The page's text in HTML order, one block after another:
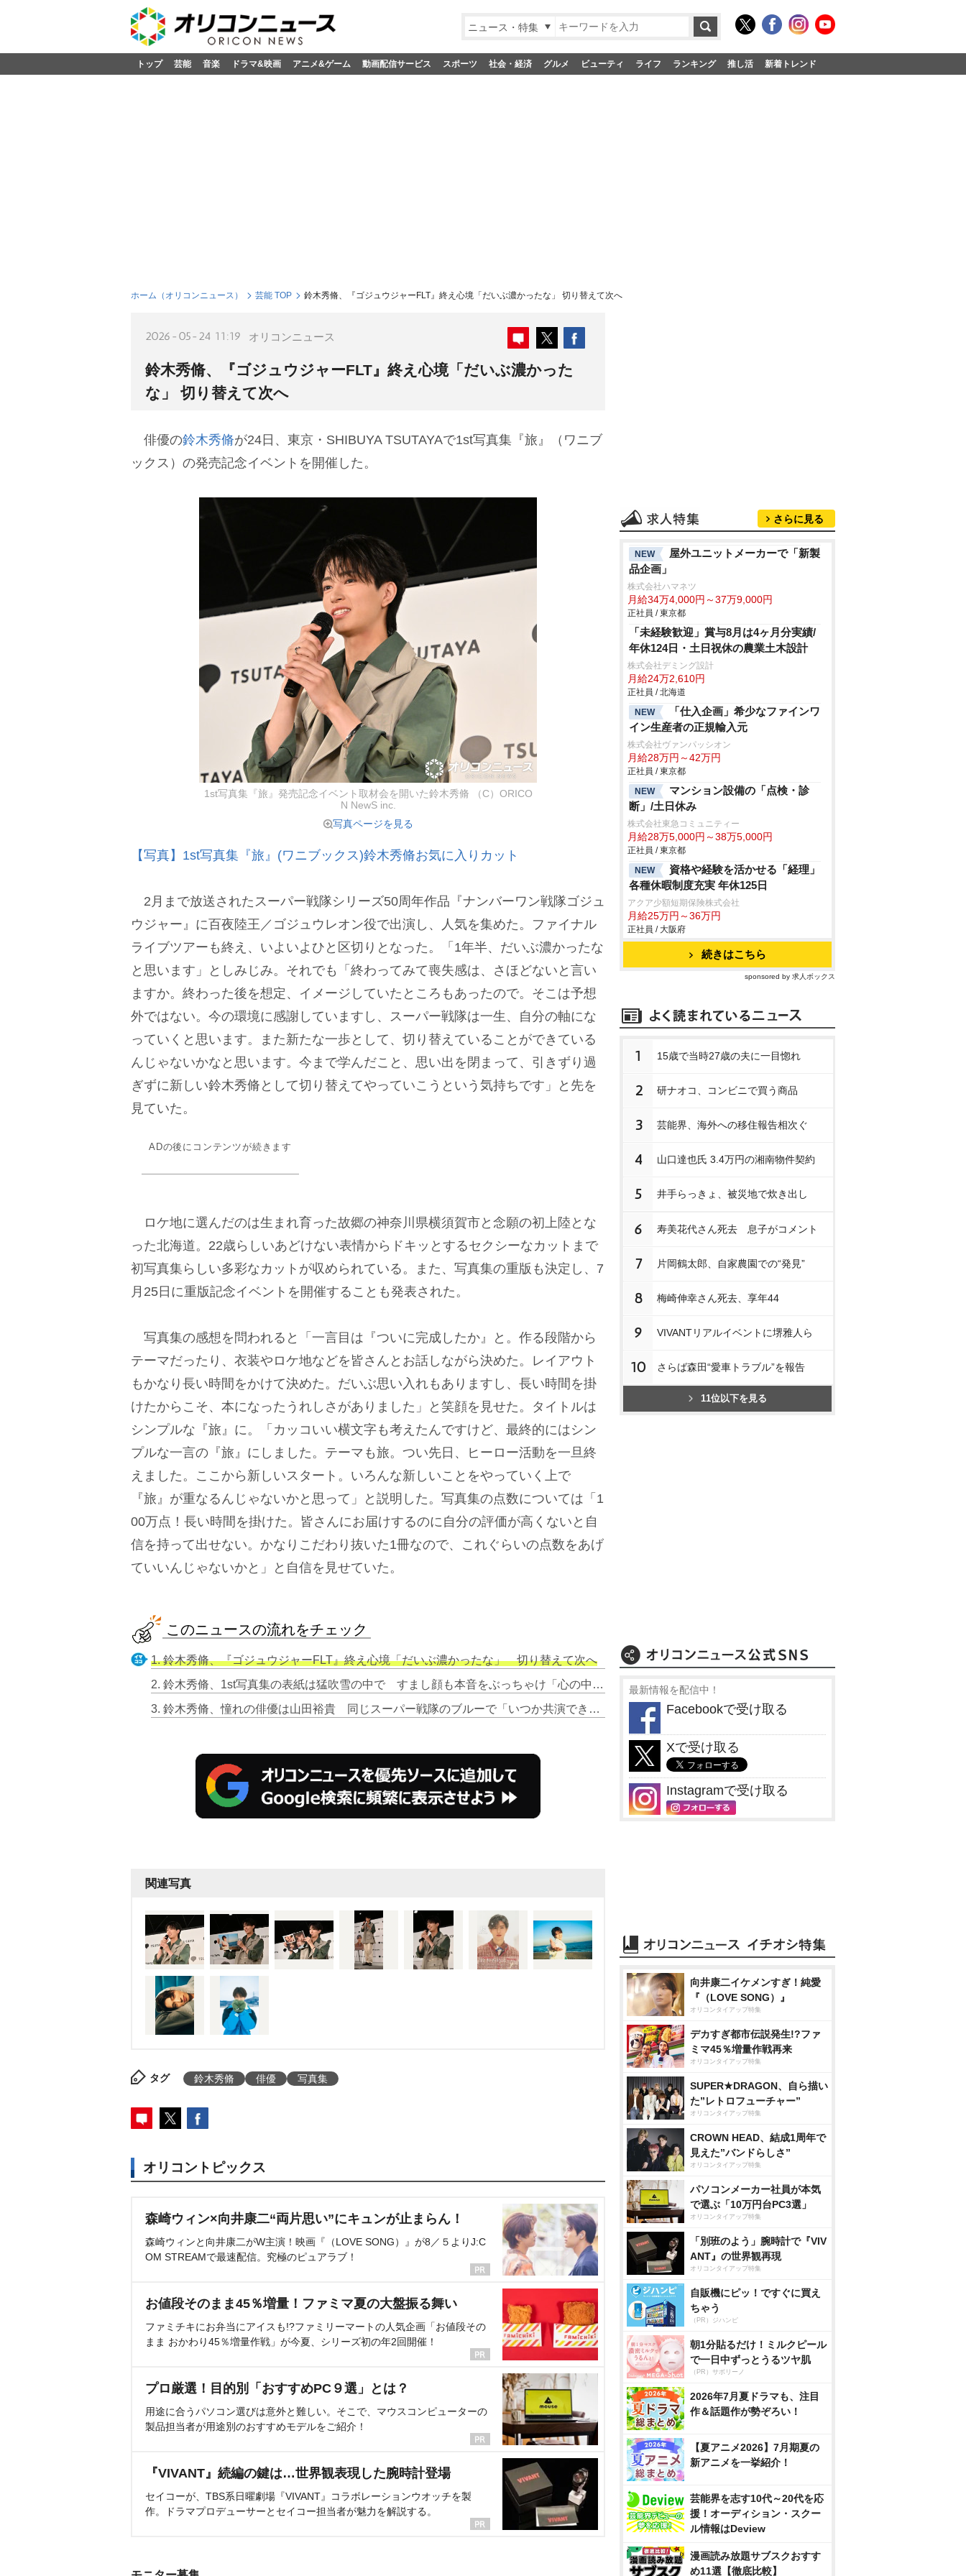
ニュース・特集
トップ 芸能 音楽 ドラマ&映画 アニメ&ゲーム 動画配信サービス スポーツ 社会・経済 グルメ ビューティ ライフ ランキング 推し活 新着トレンド
ホーム（オリコンニュース） 芸能 TOP 鈴木秀脩、『ゴジュウジャーFLT』終え心境「だいぶ濃かったな」 切り替えて次へ
2026-05-24 11:19 オリコンニュース
鈴木秀脩、『ゴジュウジャーFLT』終え心境「だいぶ濃かった
な」 切り替えて次へ
俳優の鈴木秀脩が24日、東京・SHIBUYA TSUTAYAで1st写真集『旅』（ワニブ
ックス）の発売記念イベントを開催した。
1st写真集『旅』発売記念イベント取材会を開いた鈴木秀脩 （C）ORICO
N NewS inc.
写真ページを見る
【写真】1st写真集『旅』(ワニブックス)鈴木秀脩お気に入りカット
2月まで放送されたスーパー戦隊シリーズ50周年作品『ナンバーワン戦隊ゴジュ
ウジャー』に百夜陸王／ゴジュウレオン役で出演し、人気を集めた。ファイナル
ライブツアーも終え、いよいよひと区切りとなった。「1年半、だいぶ濃かったな
と思います」としみじみ。それでも「終わってみて喪失感は、さほどないと言い
ますか。終わった後を想定、イメージしていたところもあったので。そこは予想
外ではない。今の環境に感謝していますし、スーパー戦隊は一生、自分の軸にな
っていくと思います。また新たな一歩として、切り替えていることができている
んじゃないかなと思います。今まで学んだこと、思い出を閉まって、引きずり過
ぎずに新しい鈴木秀脩として切り替えてやっていこうという気持ちです」と先を
見ていた。
ADの後にコンテンツが続きます
ロケ地に選んだのは生まれ育った故郷の神奈川県横須賀市と念願の初上陸とな
った北海道。22歳らしいあどけない表情からドキッとするセクシーなカットまで
初写真集らしい多彩なカットが収められている。また、写真集の重版も決定し、7
月25日に重版記念イベントを開催することも発表された。
写真集の感想を問われると「一言目は『ついに完成したか』と。作る段階から
テーマだったり、衣装やロケ地などを皆さんとお話しながら決めた。レイアウト
もかなり長い時間をかけて決めた。だいぶ思い入れもありますし、長い時間を掛
けたからこそ、本になったうれしさがありました」と笑顔を見せた。タイトルは
シンプルな『旅』に。「カッコいい横文字も考えたんですけど、最終的にはシン
プルな一言の『旅』にしました。テーマも旅。つい先日、ヒーロー活動を一旦終
えました。ここから新しいスタート。いろんな新しいことをやっていく上で
『旅』が重なるんじゃないかと思って」と説明した。写真集の点数については「1
00万点！長い時間を掛けた。皆さんにお届けするのに自分の評価が高くないと自
信を持って出せない。かなりこだわり抜いた1冊なので、これぐらいの点数をあげ
ていいんじゃないかと」と自信を見せていた。
このニュースの流れをチェック
1. 鈴木秀脩、『ゴジュウジャーFLT』終え心境「だいぶ濃かったな」 切り替えて次へ
2. 鈴木秀脩、1st写真集の表紙は猛吹雪の中で すまし顔も本音をぶっちゃけ「心の中で『寒い…』と」
3. 鈴木秀脩、憧れの俳優は山田裕貴 同じスーパー戦隊のブルーで「いつか共演できたら」
関連写真
タグ 鈴木秀脩 俳優 写真集
オリコントピックス
森崎ウィン×向井康二“両片思い”にキュンが止まらん！
森崎ウィンと向井康二がW主演！映画『（LOVE SONG）』が8／５よりJ:C
OM STREAMで最速配信。究極のピュアラブ！
お値段そのまま45％増量！ファミマ夏の大盤振る舞い
ファミチキにお弁当にアイスも!?ファミリーマートの人気企画「お値段その
まま おかわり45％増量作戦」が今夏、シリーズ初の年2回開催！
プロ厳選！目的別「おすすめPC９選」とは？
用途に合うパソコン選びは意外と難しい。そこで、マウスコンピューターの
製品担当者が用途別のおすすめモデルをご紹介！
『VIVANT』続編の鍵は…世界観表現した腕時計登場
セイコーが、TBS系日曜劇場『VIVANT』コラボレーションウオッチを製
作。ドラマプロデューサーとセイコー担当者が魅力を解説する。
さらに見る
NEW
屋外ユニットメーカーで「新製
品企画」
株式会社ハマネツ
月給34万4,000円～37万9,000円
正社員 / 東京都
「未経験歓迎」賞与8月は4ヶ月分実績/
年休124日・土日祝休の農業土木設計
株式会社デミング設計
月給24万2,610円
正社員 / 北海道
NEW
「仕入企画」希少なファインワ
イン生産者の正規輸入元
株式会社ヴァンパッシオン
月給28万円～42万円
正社員 / 東京都
NEW
マンション設備の「点検・診
断」/土日休み
株式会社東急コミュニティー
月給28万5,000円～38万5,000円
正社員 / 東京都
NEW
資格や経験を活かせる「経理」
各種休暇制度充実 年休125日
アクア少額短期保険株式会社
月給25万円～36万円
正社員 / 大阪府
続きはこちら
sponsored by 求人ボックス
1 15歳で当時27歳の夫に一目惚れ
2 研ナオコ、コンビニで買う商品
3 芸能界、海外への移住報告相次ぐ
4 山口達也氏 3.4万円の湘南物件契約
5 井手らっきょ、被災地で炊き出し
6 寿美花代さん死去 息子がコメント
7 片岡鶴太郎、自家農園での“発見”
8 梅崎伸幸さん死去、享年44
9 VIVANTリアルイベントに堺雅人ら
10 さらば森田“愛車トラブル”を報告
11位以下を見る
最新情報を配信中！
Facebookで受け取る
Xで受け取る
Instagramで受け取る
向井康二イケメンすぎ！純愛
『（LOVE SONG）』
オリコンタイアップ特集
デカすぎ都市伝説発生!?ファ
ミマ45％増量作戦再来
オリコンタイアップ特集
SUPER★DRAGON、自ら描い
た”レトロフューチャー”
オリコンタイアップ特集
CROWN HEAD、結成1周年で
見えた”バンドらしさ”
オリコンタイアップ特集
パソコンメーカー社員が本気
で選ぶ「10万円台PC3選」
オリコンタイアップ特集
「別班のよう」腕時計で『VIV
ANT』の世界観再現
オリコンタイアップ特集
自販機にピッ！ですぐに買え
ちゃう
（PR）ジハンピ
朝1分貼るだけ！ミルクピール
で一日中ずっとうるツヤ肌
（PR）サボリーノ
2026年7月夏ドラマも、注目
作＆話題作が勢ぞろい！
【夏アニメ2026】7月期夏の
新アニメを一挙紹介！
芸能界を志す10代～20代を応
援！オーディション・スクー
ル情報はDeview
漫画読み放題サブスクおすす
め11選【徹底比較】